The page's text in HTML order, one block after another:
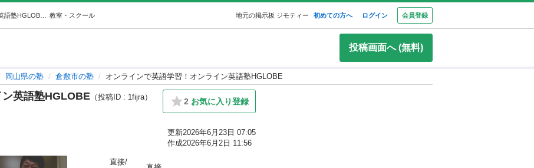
教室・スクール 地元の掲示板 ジモティー 初めての方へ ログイン 会員登録
投稿画面へ (無料)
岡山県の塾 倉敷市の塾 オンラインで英語学習！オンライン英語塾HGLOBE
英語塾HGLOBE （投稿ID : 1fijra） 2 お気に入り登録
更新2026年6月23日 07:05
作成2026年6月2日 11:56
直接/